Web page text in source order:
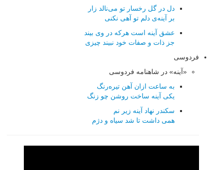
دل در گل رخسار تو می‌نالد زار
بر آینه‌ی دلم تو آهی نکنی
عشق آینه است هرکه در وی بیند
جز ذات و صفات خود نبیند چیزی
فردوسی
«آینه» در شاهنامه فردوسی
به ساعت ازان آهن تیره‌رنگ
یکی آینه ساخت روشن چو زنگ
سکندر نهاد آینه زیر نم
همی داشت تا شد سیاه و دژم